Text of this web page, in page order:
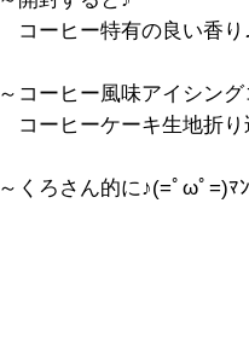
コーヒー特有の良い香り
～コーヒー風味アイシン
コーヒーケーキ生地折り
～くろさん的に♪(=ﾟωﾟ=)ﾏ